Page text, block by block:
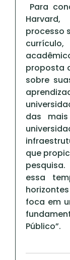
Para
processo
proposta
sobre
das
que
essa
foca em
Público”.